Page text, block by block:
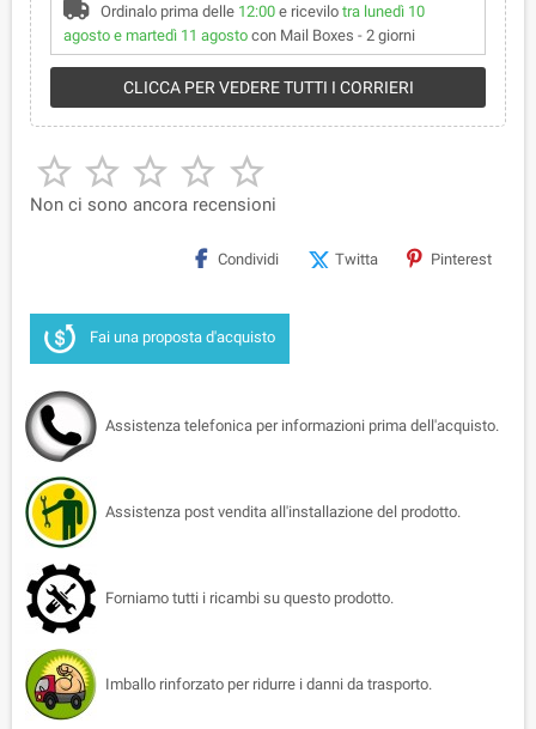
Ordinalo prima delle 12:00e ricevilo tra lunedì 10
agosto e martedì 11 agosto con Mail Boxes - 2 giorni
CLICCA PER VEDERE TUTTI I CORRIERI
    
Non ci sono ancora recensioni
Condividi Twitta Pinterest
Fai una proposta d'acquisto
Assistenza telefonica per informazioni prima dell'acquisto.
Assistenza post vendita all'installazione del prodotto.
Forniamo tutti i ricambi su questo prodotto.
Imballo rinforzato per ridurre i danni da trasporto.